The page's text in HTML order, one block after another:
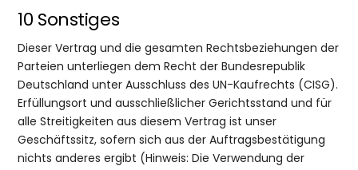
10 Sonstiges
Dieser Vertrag und die gesamten Rechtsbeziehungen der
Parteien unterliegen dem Recht der Bundesrepublik
Deutschland unter Ausschluss des UN-Kaufrechts (CISG).
Erfüllungsort und ausschließlicher Gerichtsstand und für
alle Streitigkeiten aus diesem Vertrag ist unser
Geschäftssitz, sofern sich aus der Auftragsbestätigung
nichts anderes ergibt (Hinweis: Die Verwendung der